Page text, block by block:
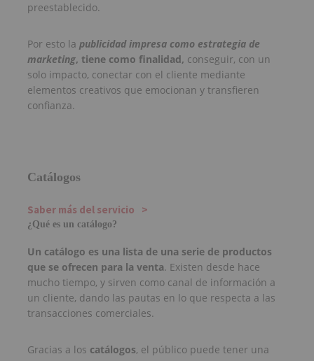
preestablecido.
Por esto la publicidad impresa como estrategia de
marketing, tiene como finalidad, conseguir, con un
solo impacto, conectar con el cliente mediante
elementos creativos que emocionan y transfieren
confianza.
Catálogos
Saber más del servicio
¿Qué es un catálogo?
Un catálogo es una lista de una serie de productos
que se ofrecen para la venta. Existen desde hace
mucho tiempo, y sirven como canal de información a
un cliente, dando las pautas en lo que respecta a las
transacciones comerciales.
Gracias a los catálogos, el público puede tener una